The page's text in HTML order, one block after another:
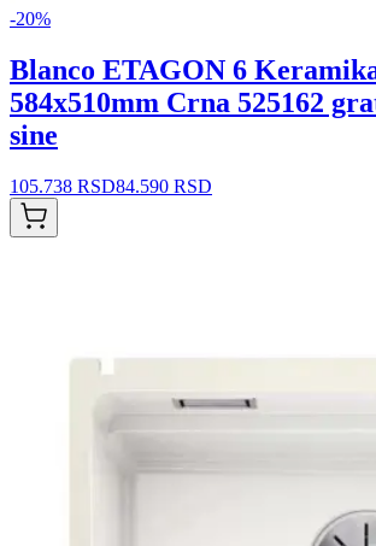
-20%
Blanco ETAGON 6
584x510mm Crna 525162
sine
105.738 RSD84.590 RSD